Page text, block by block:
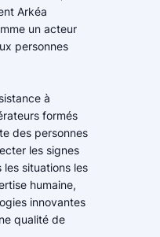
Arkéa
un acteur
personnes
à
formés
des personnes
les signes
situations les
humaine,
innovantes
qualité de